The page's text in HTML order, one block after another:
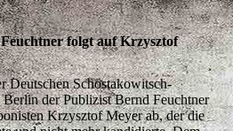
folgt auf Krzysztof
Deutschen Schostakowitsch-
der Publizist Bernd Feuchtner
Krzysztof Meyer ab, der die